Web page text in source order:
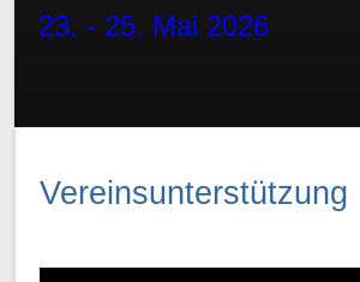
23. - 25. Mai 2026
Vereinsunterstützung